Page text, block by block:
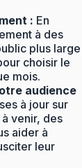
: En
à des
plus large
choisir le
mois.
audience
à jour sur
venir, des
aider à
leur